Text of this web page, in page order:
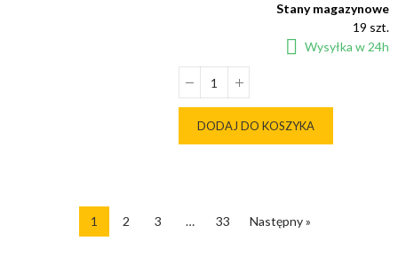
Stany magazynowe
19 szt.
Wysyłka w 24h
DODAJ DO KOSZYKA
1 2 3 … 33 Następny »